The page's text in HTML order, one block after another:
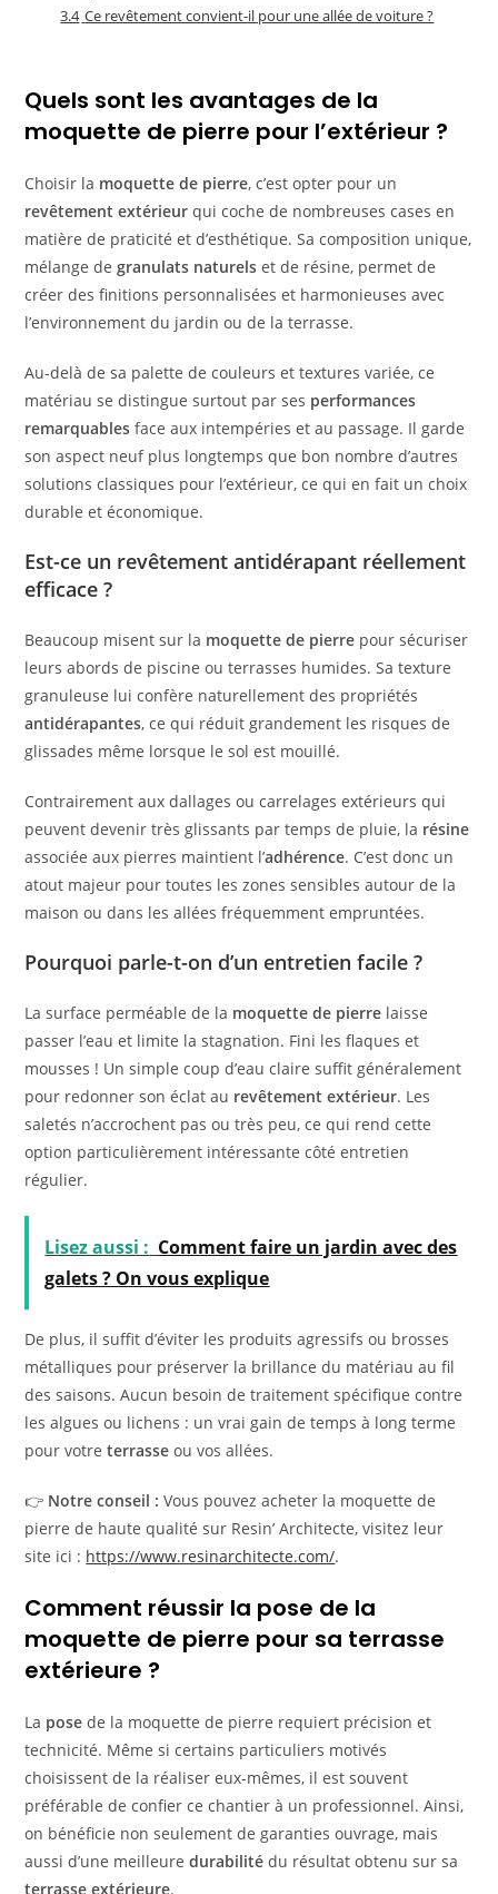
3.4 Ce revêtement convient-il pour une allée de voiture ?
Quels sont les avantages de la
moquette de pierre pour l’extérieur ?
Choisir la moquette de pierre, c’est opter pour un
revêtement extérieur qui coche de nombreuses cases en
matière de praticité et d’esthétique. Sa composition unique,
mélange degranulats naturels et de résine, permet de
créer des finitions personnalisées et harmonieuses avec
l’environnement du jardin ou de la terrasse.
Au-delà de sa palette de couleurs et textures variée, ce
matériau se distingue surtout par ses performances
remarquables face aux intempéries et au passage. Il garde
son aspect neuf plus longtemps que bon nombre d’autres
solutions classiques pour l’extérieur, ce qui en fait un choix
durable et économique.
Est-ce un revêtement antidérapant réellement
efficace ?
Beaucoup misent sur la moquette de pierre pour sécuriser
leurs abords de piscine ou terrasses humides. Sa texture
granuleuse lui confère naturellement des propriétés
antidérapantes, ce qui réduit grandement les risques de
glissades même lorsque le sol est mouillé.
Contrairement aux dallages ou carrelages extérieurs qui
peuvent devenir très glissants par temps de pluie, la résine
associée aux pierres maintient l’adhérence. C’est donc un
atout majeur pour toutes les zones sensibles autour de la
maison ou dans les allées fréquemment empruntées.
Pourquoi parle-t-on d’un entretien facile ?
La surface perméable de la moquette de pierre laisse
passer l’eau et limite la stagnation. Fini les flaques et
mousses ! Un simple coup d’eau claire suffit généralement
pour redonner son éclat au revêtement extérieur. Les
saletés n’accrochent pas ou très peu, ce qui rend cette
option particulièrement intéressante côté entretien
régulier.
Lisez aussi : Comment faire un jardin avec des
galets ? On vous explique
De plus, il suffit d’éviter les produits agressifs ou brosses
métalliques pour préserver la brillance du matériau au fil
des saisons. Aucun besoin de traitement spécifique contre
les algues ou lichens : un vrai gain de temps à long terme
pour votreterrasse ou vos allées.
👉 Notre conseil :Vous pouvez acheter la moquette de
pierre de haute qualité sur Resin’ Architecte, visitez leur
site ici : https://www.resinarchitecte.com/.
Comment réussir la pose de la
moquette de pierre pour sa terrasse
extérieure ?
La pose de la moquette de pierre requiert précision et
technicité. Même si certains particuliers motivés
choisissent de la réaliser eux-mêmes, il est souvent
préférable de confier ce chantier à un professionnel. Ainsi,
on bénéficie non seulement de garanties ouvrage, mais
aussi d’une meilleuredurabilité du résultat obtenu sur sa
terrasse extérieure.